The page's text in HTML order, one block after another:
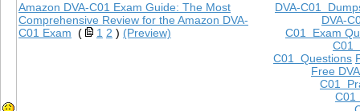
DVA-C01
DVA-
C01 Exam
C01
C01 Questions
Free
C01
C01
Amazon DVA-C01 Exam Guide: The Most
Comprehensive Review for the Amazon DVA-
C01 Exam ( 1 2 ) (Preview)